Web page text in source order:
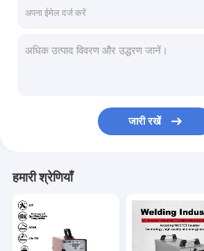
घर
जारी रखें
हमारी श्रेणियाँ